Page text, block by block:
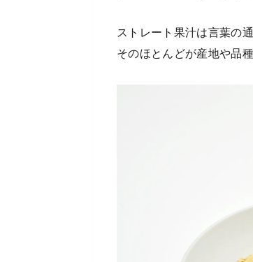
ストレート果汁は言葉の
そのほとんどが産地や品